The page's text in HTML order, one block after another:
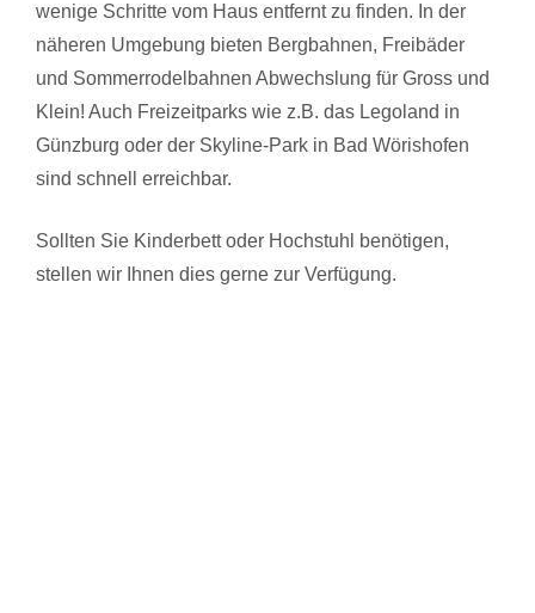
wenige Schritte vom Haus entfernt zu finden. In der
näheren Umgebung bieten Bergbahnen, Freibäder
und Sommerrodelbahnen Abwechslung für Gross und
Klein! Auch Freizeitparks wie z.B. das Legoland in
Günzburg oder der Skyline-Park in Bad Wörishofen
sind schnell erreichbar.
Sollten Sie Kinderbett oder Hochstuhl benötigen,
stellen wir Ihnen dies gerne zur Verfügung.